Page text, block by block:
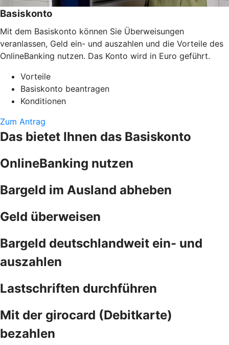
Basiskonto
Mit dem Basiskonto können Sie Überweisungen
veranlassen, Geld ein- und auszahlen und die Vorteile des
OnlineBanking nutzen. Das Konto wird in Euro geführt.
Vorteile
Basiskonto beantragen
Konditionen
Zum Antrag
Das bietet Ihnen das Basiskonto
OnlineBanking nutzen
Bargeld im Ausland abheben
Geld überweisen
Bargeld deutschlandweit ein- und
auszahlen
Lastschriften durchführen
Mit der girocard (Debitkarte)
bezahlen